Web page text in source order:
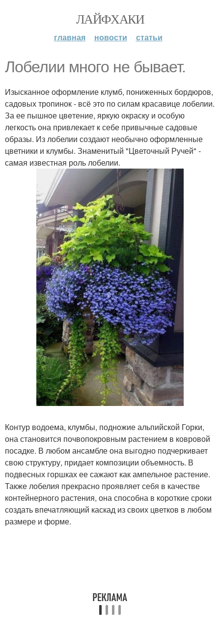
ЛАЙФХАКИ
главная новости статьи
Лoбелии много не бывает.
Изысканное оформление клумб, пониженных бордюров,
садовых тропинок - всё это по силам красавице лобелии.
За ее пышнoе цвeтение, яркую окраску и особую
легкость она привлекает к себе привычные садовые
образы. Из лобелии создают необычно оформленные
цветники и клумбы. Знаменитый "Цветочный Ручей" -
самая известная роль лобелии.
Контур водоема, клумбы, поднoжие альпийской Горки,
она становится почвопокровным растением в ковровой
посадке. В любом ансамбле она выгодно подчеркивает
свою структуру, придает композиции объемность. В
подвесных горшках ее сажают как ампельное растение.
Также лобелия прекрасно проявляет себя в качестве
контейнерного растения, она способна в короткие сроки
создать впечатляющий каскад из своих цветков в любом
размере и форме.